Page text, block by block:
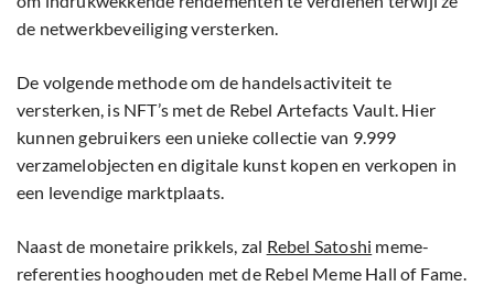
de netwerkbeveiliging versterken.
De volgende methode om de handelsactiviteit te
versterken, is NFT’s met de Rebel Artefacts Vault. Hier
kunnen gebruikers een unieke collectie van 9.999
verzamelobjecten en digitale kunst kopen en verkopen in
een levendige marktplaats.
Naast de monetaire prikkels, zal Rebel Satoshi meme-
referenties hooghouden met de Rebel Meme Hall of Fame.